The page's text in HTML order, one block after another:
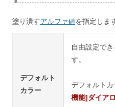
塗り潰すアルファ値を指定しま
デフォルト
カラー
自由設定で
す。
デフォルトカ
機能]ダイア